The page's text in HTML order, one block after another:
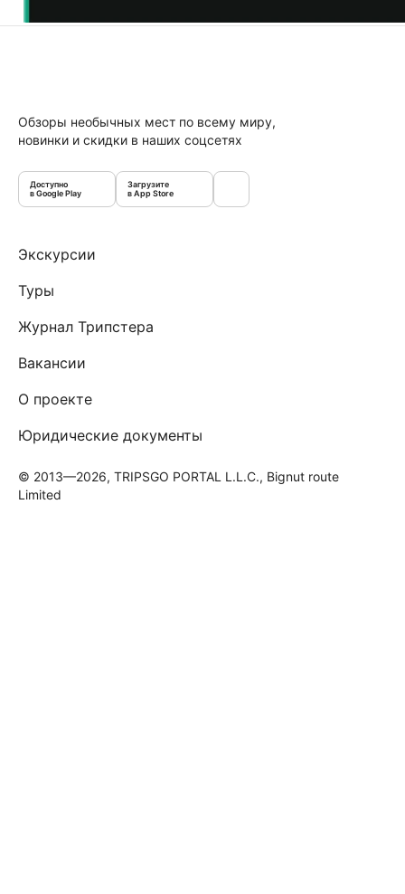
Обзоры необычных мест по всему миру,
новинки и скидки в наших соцсетях
Доступно
в Google Play
Загрузите
в App Store
Экскурсии
Туры
Журнал Трипстера
Вакансии
О проекте
Юридические документы
© 2013—2026, TRIPSGO PORTAL L.L.C., Bignut route
Limited